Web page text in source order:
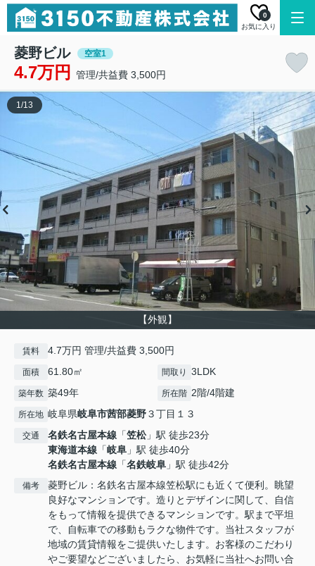
お気に入り
0
菱野ビル 空室1
4.7万円 管理/共益費 3,500円
【外観】
1/13
賃料 4.7万円 管理/共益費 3,500円
面積 61.80㎡ 間取り 3LDK
築年数 築49年 所在階 2階/4階建
所在地 岐阜県岐阜市茜部菱野３丁目１３
交通 名鉄名古屋本線 「笠松」駅 徒歩23分
東海道本線 「岐阜 」駅 徒歩40分
名鉄名古屋本線 「名鉄岐阜 」駅 徒歩42分
備考
菱野ビル：名鉄名古屋本線笠松駅にも近くて便利。眺望
良好なマンションです。造りとデザインに関して、自信
をもって情報を提供できるマンションです。駅まで平坦
で、自転車での移動もラクな物件です。当社スタッフが
地域の賃貸情報をご提供いたします。お客様のこだわり
やご要望などございましたら、お気軽に当社へお問い合